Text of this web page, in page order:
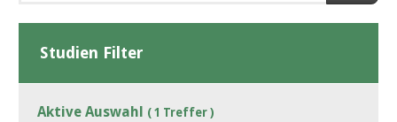
Studien Filter
Aktive Auswahl ( 1 Treffer )